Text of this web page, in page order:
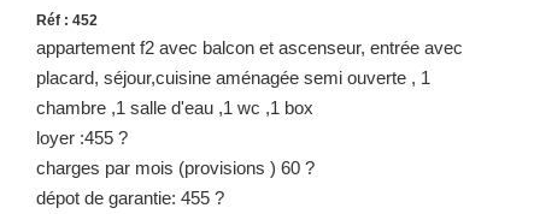
Réf : 452
appartement f2 avec balcon et ascenseur, entrée avec
placard, séjour,cuisine aménagée semi ouverte , 1
chambre ,1 salle d'eau ,1 wc ,1 box
loyer :455 ?
charges par mois (provisions ) 60 ?
dépot de garantie: 455 ?